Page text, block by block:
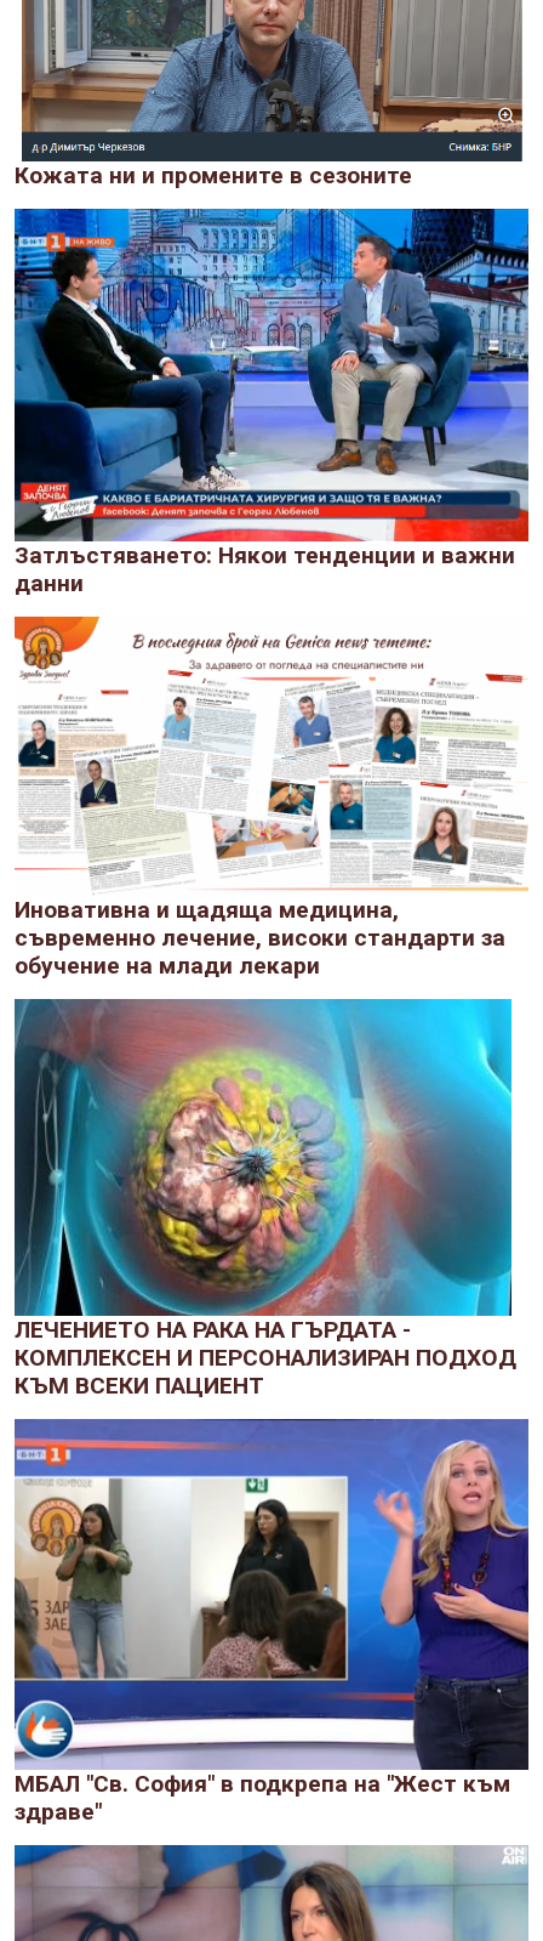
Кожата ни и промените в сезоните
Затлъстяването: Някои тенденции и важни
данни
Иновативна и щадяща медицина,
съвременно лечение, високи стандарти за
обучение на млади лекари
ЛЕЧЕНИЕТО НА РАКА НА ГЪРДАТА -
КОМПЛЕКСЕН И ПЕРСОНАЛИЗИРАН ПОДХОД
КЪМ ВСЕКИ ПАЦИЕНТ
МБАЛ "Св. София" в подкрепа на "Жест към
здраве"